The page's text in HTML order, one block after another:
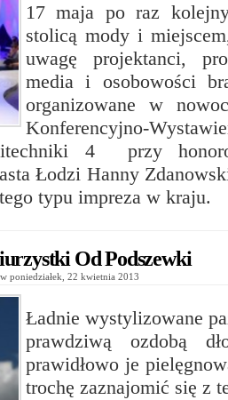
17 maja po raz
stolicą mody i
uwagę projektanci,
media i osobowości
organizowane w
Konferencyjno-
4 przy
Łodzi Hanny
typu impreza w kraju.
Od Podszewki
w poniedziałek, 22 kwietnia 2013
Ładnie wystylizowane
prawdziwą ozdobą
prawidłowo je
trochę zaznajomić się z